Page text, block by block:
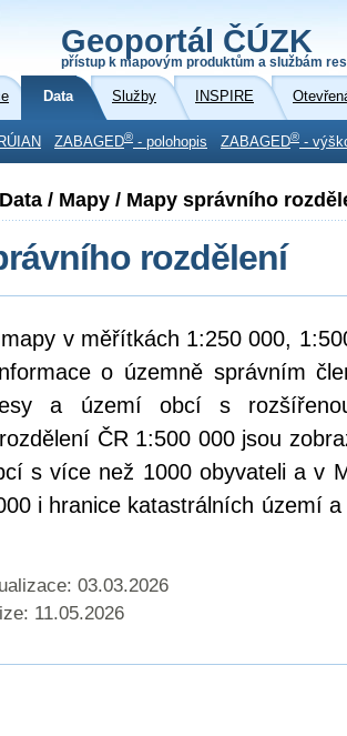
Geoportál ČÚZK
přístup k mapovým produktům a službám
Data Služby INSPIRE
RÚIAN ZABAGED® - polohopis ZABAGED® -
Data / Mapy / Mapy správního
rozdělení
v měřítkách 1:250 000,
o územně správním
a území obcí s
ČR 1:500 000 jsou
s více než 1000 obyvateli a v
i hranice katastrálních území
03.03.2026
11.05.2026